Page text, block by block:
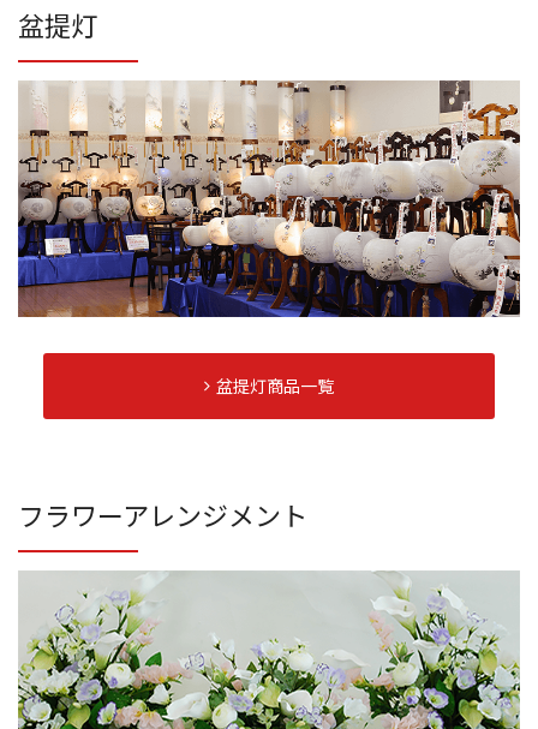
盆提灯
盆提灯商品一覧
フラワーアレンジメント